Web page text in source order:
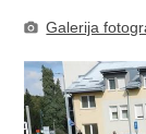
Galerija